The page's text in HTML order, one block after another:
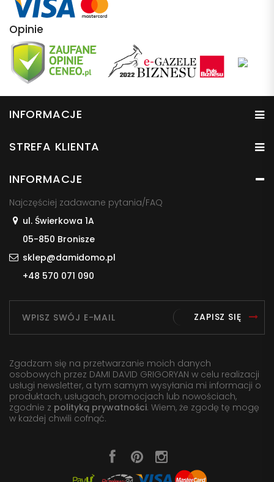
Opinie
INFORMACJE
STREFA KLIENTA
INFORMACJE
Najczęściej zadawane pytania/FAQ
ul. Świerkowa 1A
05-850 Bronisze
sklep@damidomo.pl
+48 570 071 090
ZAPISZ SIĘ
Zgadzam się na przetwarzanie moich danych
osobowych przez DAMI DAVID GRIGORYAN w celu realizacji
usługi newsletter, a tym samym wysyłania mi informacji o
produktach, usługach, promocjach lub nowościach,
zgodnie z polityką prywatności. Wiem, że zgodę tę mogę
w każdej chwili cofnąć.